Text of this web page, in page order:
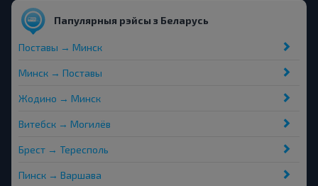
Папулярныя рэйсы з Беларусь
Поставы → Минск
Минск → Поставы
Жодино → Минск
Витебск → Могилёв
Брест → Тересполь
Пинск → Варшава